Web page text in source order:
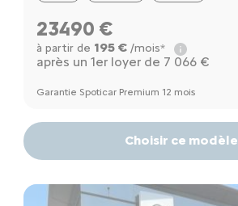
23490 €
à partir de 195 €/mois*
après un 1er loyer de 7 066 €
Garantie Spoticar Premium 12 mois
Choisir ce modèle